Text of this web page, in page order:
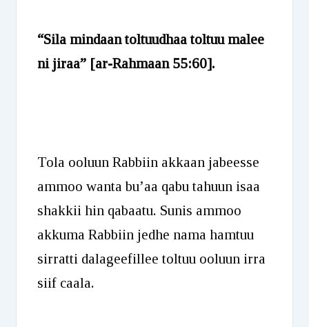
“Sila mindaan toltuudhaa toltuu malee
ni jiraa”[ar-Rahmaan 55:60].
Tola ooluun Rabbiin akkaan jabeesse
ammoo wanta bu’aa qabu tahuun isaa
shakkii hin qabaatu. Sunis ammoo
akkuma Rabbiin jedhe nama hamtuu
sirratti dalageefillee toltuu ooluun irra
siif caala.